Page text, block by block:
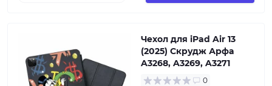
Чехол для iPad Air 13
(2025) Скрудж Арфа
A3268, A3269, A3271
0